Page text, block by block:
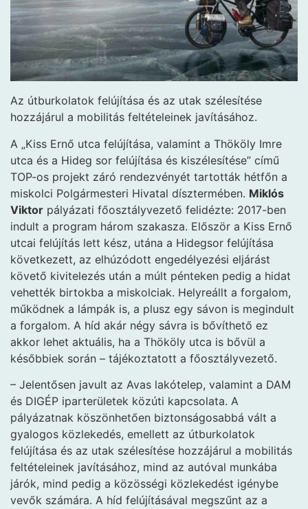
Az útburkolatok felújítása és az utak szélesítése
hozzájárul a mobilitás feltételeinek javításához.
A „Kiss Ernő utca felújítása, valamint a Thököly Imre
utca és a Hideg sor felújítása és kiszélesítése” című
TOP-os projekt záró rendezvényét tartották hétfőn a
miskolci Polgármesteri Hivatal dísztermében. Miklós
Viktor pályázati főosztályvezető felidézte: 2017-ben
indult a program három szakasza. Először a Kiss Ernő
utcai felújítás lett kész, utána a Hidegsor felújítása
következett, az elhúzódott engedélyezési eljárást
követő kivitelezés után a múlt pénteken pedig a hidat
vehették birtokba a miskolciak. Helyreállt a forgalom,
működnek a lámpák is, a plusz egy sávon is megindult
a forgalom. A híd akár négy sávra is bővíthető ez
akkor lehet aktuális, ha a Thököly utca is bővül a
későbbiek során – tájékoztatott a főosztályvezető.
– Jelentősen javult az Avas lakótelep, valamint a DAM
és DIGÉP iparterületek közúti kapcsolata. A
pályázatnak köszönhetően biztonságosabbá vált a
gyalogos közlekedés, emellett az útburkolatok
felújítása és az utak szélesítése hozzájárul a mobilitás
feltételeinek javításához, mind az autóval munkába
járók, mind pedig a közösségi közlekedést igénybe
vevők számára. A híd felújításával megszűnt az a